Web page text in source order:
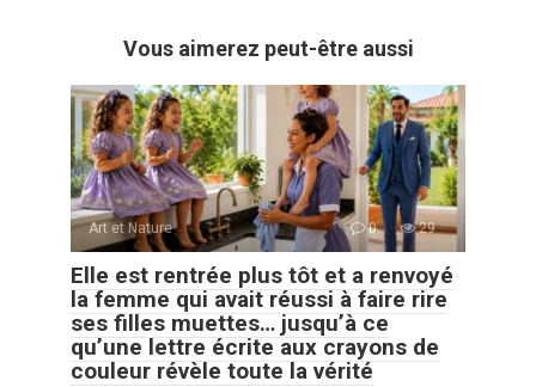
Vous aimerez peut-être aussi
Art et Nature 0 29
Elle est rentrée plus tôt et a renvoyé
la femme qui avait réussi à faire rire
ses filles muettes… jusqu’à ce
qu’une lettre écrite aux crayons de
couleur révèle toute la vérité